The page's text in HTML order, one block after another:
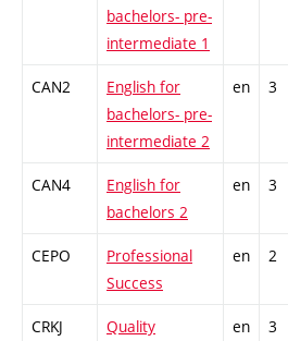
bachelors- pre-
intermediate 1
CAN2
English for
bachelors- pre-
intermediate 2
en 3
CAN4
English for
bachelors 2
en 3
CEPO
Professional
Success
en 2
CRKJ
Quality
en 3